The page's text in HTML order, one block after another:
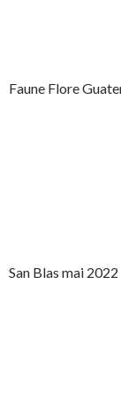
Faune Flore
San Blas mai 2022